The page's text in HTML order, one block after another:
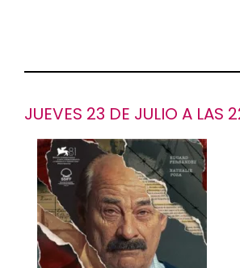
JUEVES 23 DE JULIO A LAS